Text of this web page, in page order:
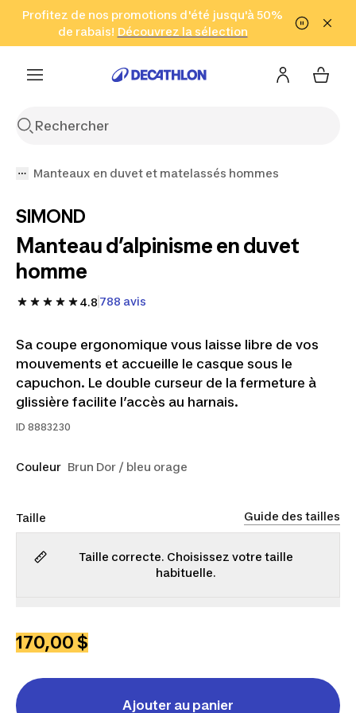
Aller à la recherche Aller au contenu Aller au pied de
Profitez de nos promotions d'été jusqu'à 50%
de rabais! Découvrez la sélection
Cliquez ici
en seulement 2 h!
(Zones sélectionnées)
Manteaux en duvet et matelassés hommes
SIMOND
Manteau d’alpinisme en duvet
homme
4.8 788 avis
Sa coupe ergonomique vous laisse libre de vos
mouvements et accueille le casque sous le
capuchon. Le double curseur de la fermeture à
glissière facilite l’accès au harnais.
ID 8883230
Couleur Brun Dor / bleu orage
Taille Guide des tailles
Taille correcte. Choisissez votre taille
habituelle.
170,00 $
Ajouter au panier